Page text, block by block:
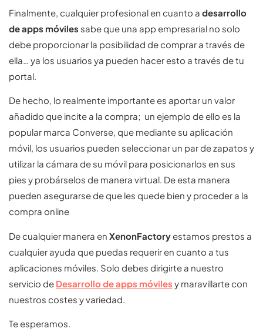
Finalmente, cualquier profesional en cuanto a desarrollo
de apps móviles sabe que una app empresarial no solo
debe proporcionar la posibilidad de comprar a través de
ella… ya los usuarios ya pueden hacer esto a través de tu
portal.
De hecho, lo realmente importante es aportar un valor
añadido que incite a la compra; un ejemplo de ello es la
popular marca Converse, que mediante su aplicación
móvil, los usuarios pueden seleccionar un par de zapatos y
utilizar la cámara de su móvil para posicionarlos en sus
pies y probárselos de manera virtual. De esta manera
pueden asegurarse de que les quede bien y proceder a la
compra online
De cualquier manera en XenonFactoryestamos prestos a
cualquier ayuda que puedas requerir en cuanto a tus
aplicaciones móviles. Solo debes dirigirte a nuestro
servicio de Desarrollo de apps móviles y maravillarte con
nuestros costes y variedad.
Te esperamos.